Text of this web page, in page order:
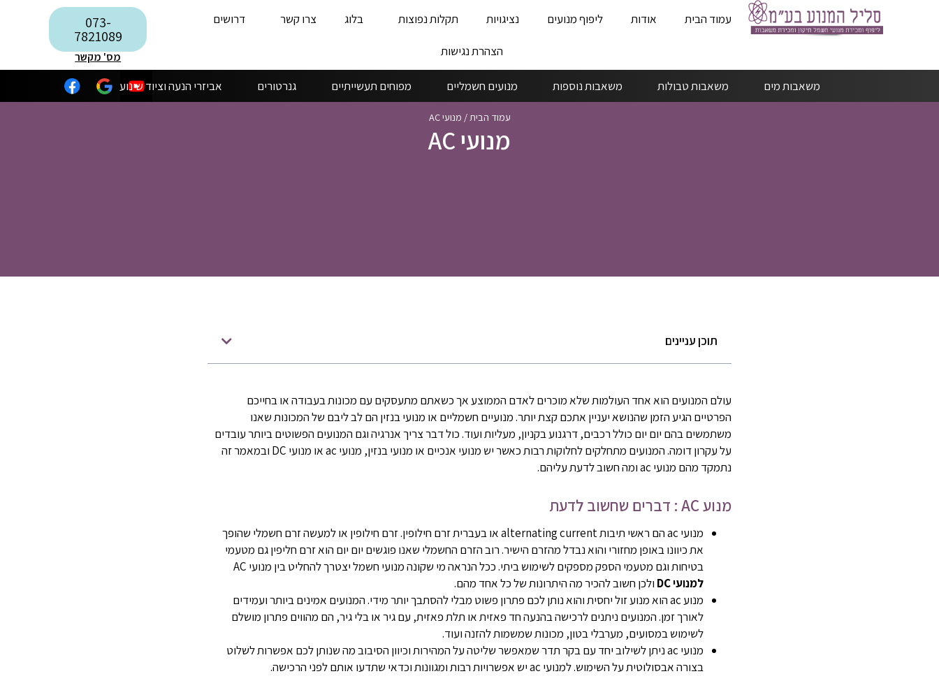
עמוד הבית אודות ליפוף מנועים נציגויות תקלות נפוצות בלוג צרו קשר דרושים
הצהרת נגישות
073-
7821089
מס' מקשר
משאבות מים משאבות טבולות משאבות נוספות מנועים חשמליים מפוחים תעשייתיים גנרטורים אביזרי הנעה וציוד שינוע
עמוד הבית/ מנועי AC
מנועי AC
תוכן עניינים
עולם המנועים הוא אחד העולמות שלא מוכרים לאדם הממוצע אך כשאתם מתעסקים עם מכונות בעבודה או בחייכם
הפרטיים הגיע הזמן שהנושא יעניין אתכם קצת יותר. מנועיים חשמליים או מנועי בנזין הם לב ליבם של המכונות שאנו
משתמשים בהם יום יום כולל רכבים, דרגנוע בקניון, מעליות ועוד. כול דבר צריך אנרגיה וגם המנועים הפשוטים ביותר עובדים
על עקרון דומה. המנועים מתחלקים לחלוקות רבות כאשר יש מנועי אנכיים או מנועי בנזין, מנועי ac או מנועי DC ובמאמר זה
נתמקד מהם מנועי ac ומה חשוב לדעת עליהם.
מנוע AC : דברים שחשוב לדעת
מנועי ac הם ראשי תיבות alternating current או בעברית זרם חילופין. זרם חילופין או למעשה זרם חשמלי שהופך
את כיוונו באופן מחזורי והוא נבדל מהזרם הישיר. רוב הזרם החשמלי שאנו פוגשים יום יום הוא זרם חליפין גם מטעמי
בטיחות וגם מטעמי הספק מספקים לשימוש ביתי. ככל הנראה מי שקונה מנועי חשמל יצטרך להחליט בין מנועי AC
למנועי DC
ולכן חשוב להכיר מה היתרונות של כל אחד מהם.
מנוע ac הוא מנוע זול יחסית והוא נותן לכם פתרון פשוט מבלי להסתבך יותר מידי. המנועים אמינים ביותר ועמידים
לאורך זמן. המנועים ניתנים לרכישה בהנעה חד פאזית או תלת פאזית, עם גיר או בלי גיר, הם מהווים פתרון מושלם
לשימוש במסועים, מערבלי בטון, מכונות שמשמות להזנה ועוד.
מנועי ac ניתן לשילוב יחד עם בקר תדר שמאפשר שליטה על המהירות וכיוון הסיבוב מה שנותן לכם אפשרות לשלוט
בצורה אבסולוטית על השימוש. למנועי ac יש אפשרויות רבות ומגוונות וכדאי שתדעו אותם לפני הרכישה.